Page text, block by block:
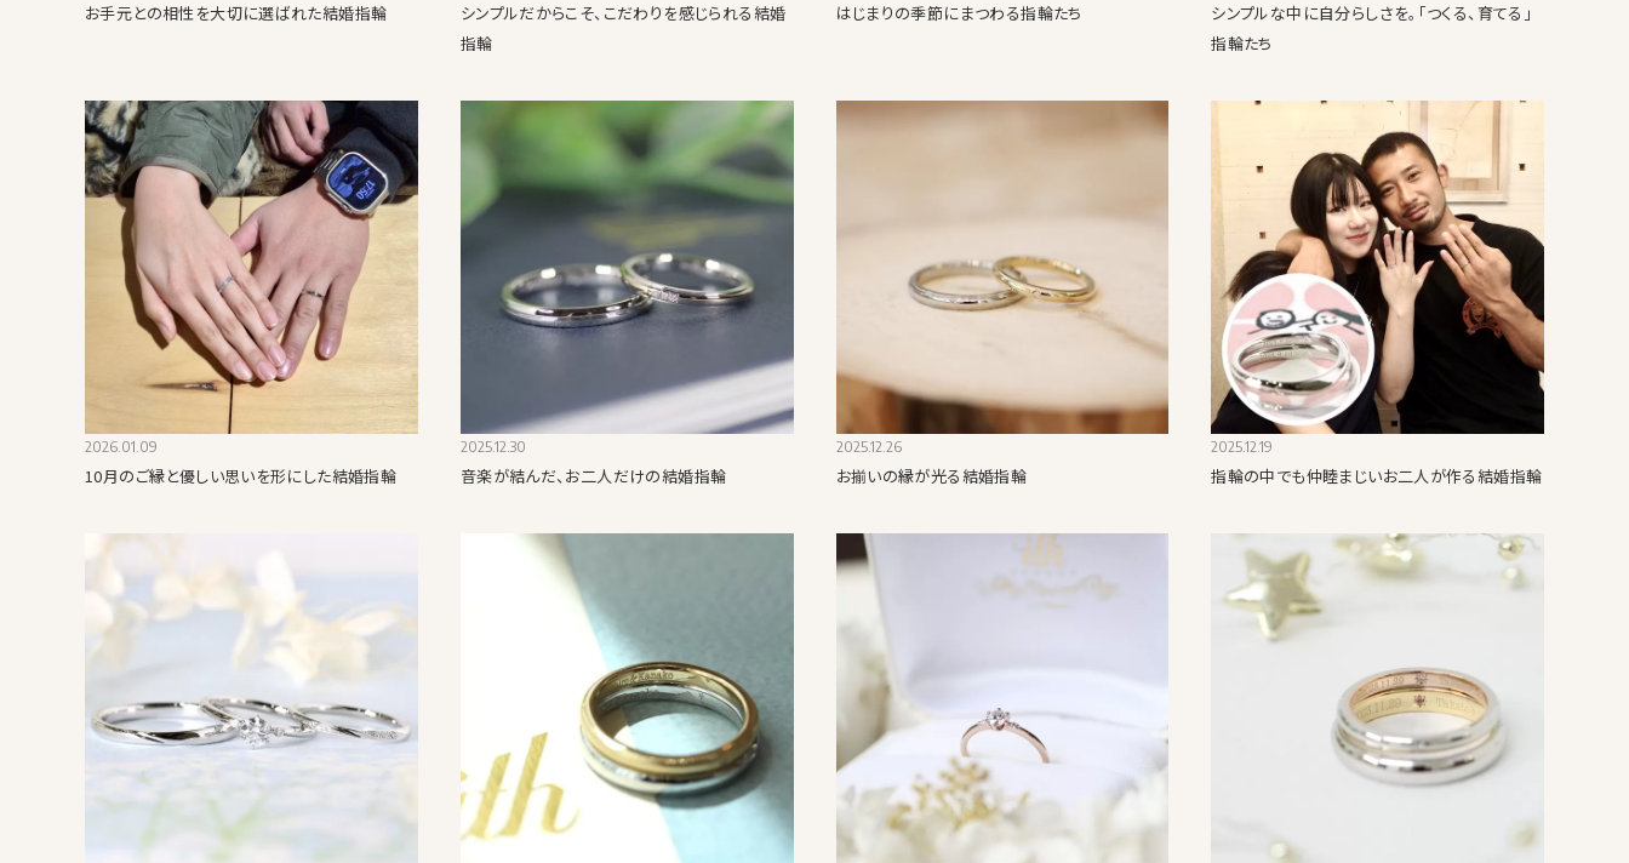
お手元との相性を大切に選ばれた結婚指輪
シンプルだからこそ、こだわりを感じられる結婚
指輪
はじまりの季節にまつわる指輪たち
シンプルな中に自分らしさを｡「つくる、育てる」
指輪たち
2026.01.09
10月のご縁と優しい思いを形にした結婚指輪
2025.12.30
音楽が結んだ、お二人だけの結婚指輪
2025.12.26
お揃いの縁が光る結婚指輪
2025.12.19
指輪の中でも仲睦まじいお二人が作る結婚指輪